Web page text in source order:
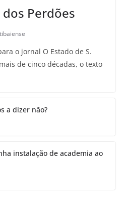
dos Perdões
o jornal O Estado de S.
de cinco décadas, o texto
a dizer não?
instalação de academia ao